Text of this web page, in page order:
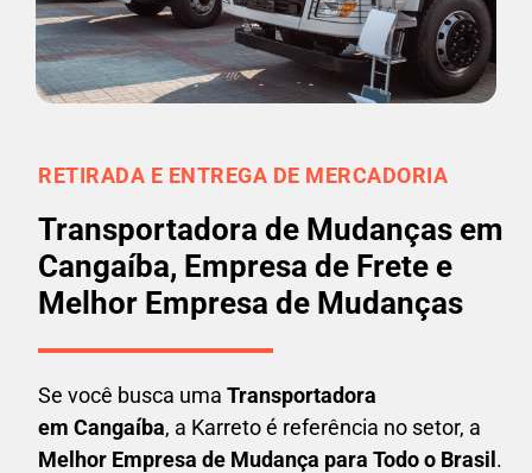
RETIRADA E ENTREGA DE MERCADORIA
Transportadora de Mudanças em
Cangaíba, Empresa de Frete e
Melhor Empresa de Mudanças
Se você busca uma Transportadora
em Cangaíba, a Karreto é referência no setor, a
Melhor Empresa de Mudança para Todo o Brasil.